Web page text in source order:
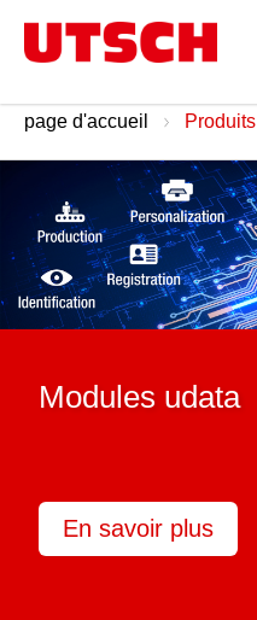
page d'accueil Produits
Modules udata
En savoir plus